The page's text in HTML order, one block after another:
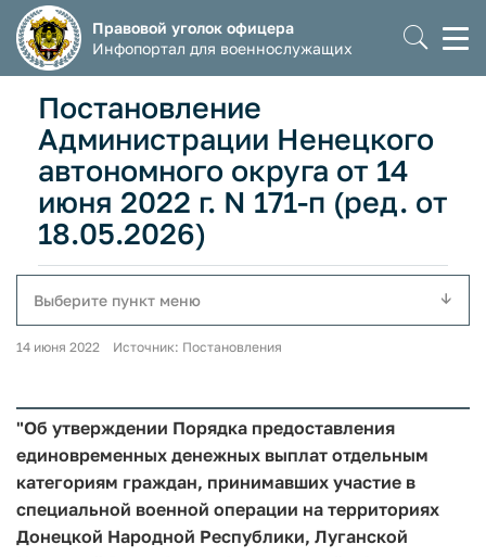
Правовой уголок офицера
Инфопортал для военнослужащих
Постановление
Администрации Ненецкого
автономного округа от 14
июня 2022 г. N 171-п (ред. от
18.05.2026)
Выберите пункт меню
14 июня 2022 Источник: Постановления
"Об утверждении Порядка предоставления
единовременных денежных выплат отдельным
категориям граждан, принимавших участие в
специальной военной операции на территориях
Донецкой Народной Республики, Луганской